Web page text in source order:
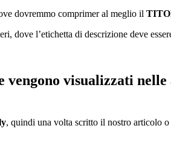
dovremmo comprimer al meglio il
dove l’etichetta di descrizione deve
visualizzati
, quindi una volta scritto il nostro articolo